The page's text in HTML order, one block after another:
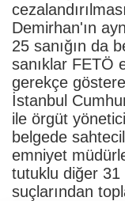
Demirhan'ın
25 sanığın da
sanıklar FETÖ
gerekçe
İstanbul
ile örgüt
belgede
emniyet
tutuklu diğer 31
suçlarından